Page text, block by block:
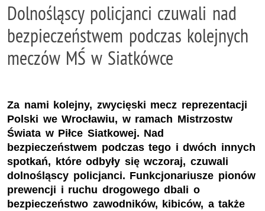
Dolnośląscy policjanci czuwali nad
bezpieczeństwem podczas kolejnych
meczów MŚ w Siatkówce
Za nami kolejny, zwycięski mecz reprezentacji
Polski we Wrocławiu, w ramach Mistrzostw
Świata w Piłce Siatkowej. Nad
bezpieczeństwem podczas tego i dwóch innych
spotkań, które odbyły się wczoraj, czuwali
dolnośląscy policjanci. Funkcjonariusze pionów
prewencji i ruchu drogowego dbali o
bezpieczeństwo zawodników, kibiców, a także